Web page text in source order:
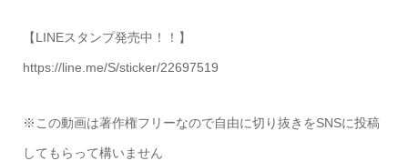
【LINEスタンプ発売中！！】
https://line.me/S/sticker/22697519
※この動画は著作権フリーなので自由に切り抜きをSNSに投稿
してもらって構いません